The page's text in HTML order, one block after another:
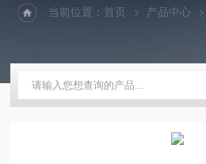
当前位置：首页 产品中心